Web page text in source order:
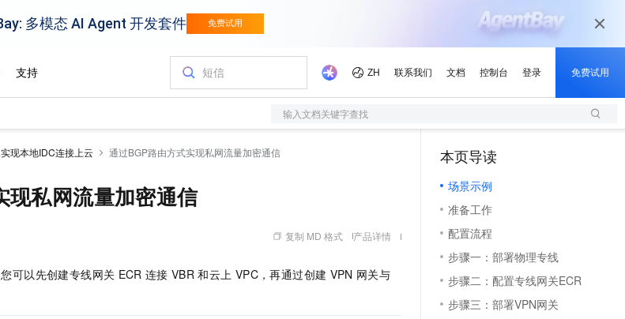
输入文档关键字查找
现本地IDC连接上云 通过BGP路由方式实现私网流量加密通信
私网流量加密通信
复制 MD 格式 产品详情
可以先创建专线网关 ECR 连接 VBR 和云上 VPC，再通过创建 VPN 网关与
本页导读
场景示例
准备工作
配置流程
步骤一：部署物理专线
步骤二：配置专线网关ECR
步骤三：部署VPN网关